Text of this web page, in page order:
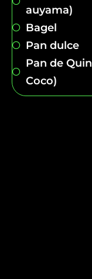
auyama)
Bagel
Pan dulce
Pan de
Coco)